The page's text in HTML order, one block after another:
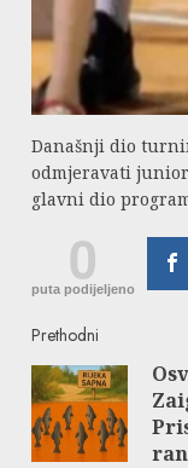
Današnji dio
odmjeravati
glavni dio
0
puta podijeljeno
Continue
Reading
Prethodni